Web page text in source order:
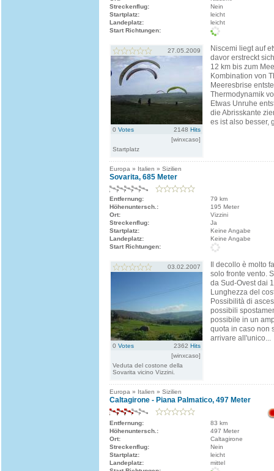
Streckenflug:
Nein
Startplatz:
leicht
Landeplatz:
leicht
Start Richtungen:
27.05.2009
0 Votes 2148 Hits
[winxcaso]
Startplatz
Niscemi liegt auf
davor erstreckt
12 km bis zum
Kombination von
Meeresbrise
Thermodynamik
Etwas Unruhe
die Abrisskante
es ist also besser,
Europa » Italien » Sizilien
Sovarita, 685 Meter
Entfernung:
79 km
Höhenuntersch.:
195 Meter
Ort:
Vizzini
Streckenflug:
Ja
Startplatz:
Keine Angabe
Landeplatz:
Keine Angabe
Start Richtungen:
03.02.2007
0 Votes 2362 Hits
[winxcaso]
Veduta del costone della
Sovarita vicino Vizzini.
Il decollo è molto
solo fronte vento.
da Sud-Ovest dai
Lunghezza del
Possibilità di
possibili
possibile in un
quota in caso non
arrivare all'unico...
Europa » Italien » Sizilien
Caltagirone - Piana Palmatico, 497 Meter
Entfernung:
83 km
Höhenuntersch.:
497 Meter
Ort:
Caltagirone
Streckenflug:
Nein
Startplatz:
leicht
Landeplatz:
mittel